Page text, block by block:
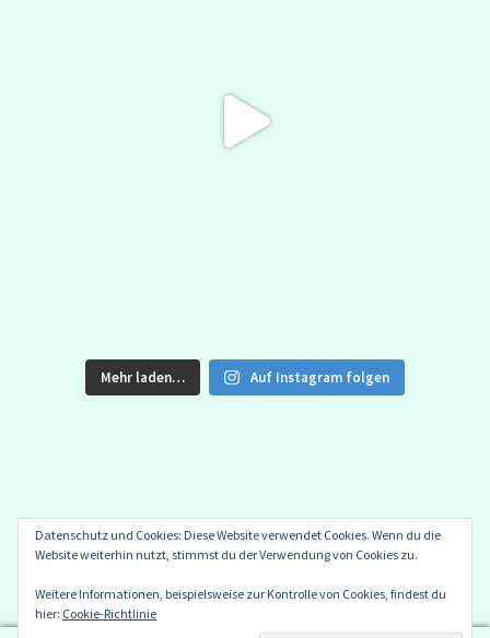
Mehr laden… Auf Instagram folgen
© Maore Stoffkreationen 2026
Datenschutz und Cookies: Diese Website verwendet Cookies. Wenn du die
Website weiterhin nutzt, stimmst du der Verwendung von Cookies zu.
Weitere Informationen, beispielsweise zur Kontrolle von Cookies, findest du
hier: Cookie-Richtlinie